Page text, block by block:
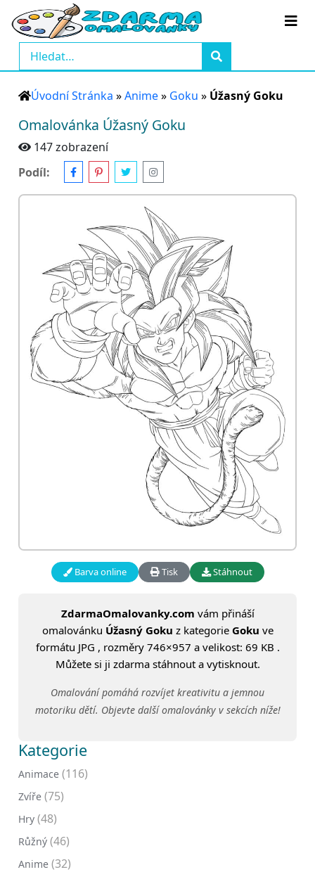
Úvodní Stránka »Anime» Goku » Úžasný Goku
Omalovánka Úžasný Goku
147 zobrazení
Podíl:
Barva online Tisk Stáhnout
ZdarmaOmalovanky.com vám přináší
omalovánku Úžasný Goku z kategorie Goku ve
formátu JPG , rozměry 746×957 a velikost: 69 KB .
Můžete si ji zdarma stáhnout a vytisknout.
Omalování pomáhá rozvíjet kreativitu a jemnou
motoriku dětí. Objevte další omalovánky v sekcích níže!
Kategorie
Animace (116)
Zvíře (75)
Hry (48)
Růžný (46)
Anime (32)